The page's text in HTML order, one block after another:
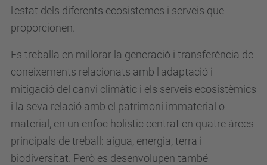
l'estat dels diferents ecosistemes i serveis que
proporcionen.
Es treballa en millorar la generació i transferència de
coneixements relacionats amb l'adaptació i
mitigació del canvi climàtic i els serveis ecosistèmics
i la seva relació amb el patrimoni immaterial o
material, en un enfoc holistic centrat en quatre àrees
principals de treball: aigua, energia, terra i
biodiversitat. Però es desenvolupen també